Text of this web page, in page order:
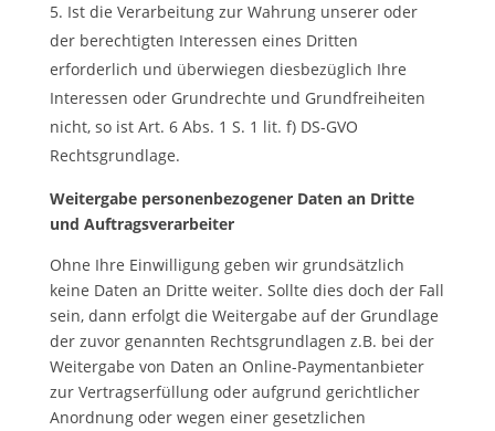
Ist die Verarbeitung zur Wahrung unserer oder
der berechtigten Interessen eines Dritten
erforderlich und überwiegen diesbezüglich Ihre
Interessen oder Grundrechte und Grundfreiheiten
nicht, so ist Art. 6 Abs. 1 S. 1 lit. f) DS-GVO
Rechtsgrundlage.
Weitergabe personenbezogener Daten an Dritte
und Auftragsverarbeiter
Ohne Ihre Einwilligung geben wir grundsätzlich
keine Daten an Dritte weiter. Sollte dies doch der Fall
sein, dann erfolgt die Weitergabe auf der Grundlage
der zuvor genannten Rechtsgrundlagen z.B. bei der
Weitergabe von Daten an Online-Paymentanbieter
zur Vertragserfüllung oder aufgrund gerichtlicher
Anordnung oder wegen einer gesetzlichen